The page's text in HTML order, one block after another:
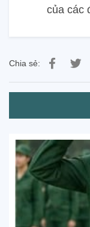
của các
Chia sẻ: